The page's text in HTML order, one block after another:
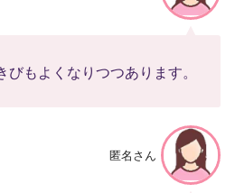
びもよくなりつつあります。
匿名さん